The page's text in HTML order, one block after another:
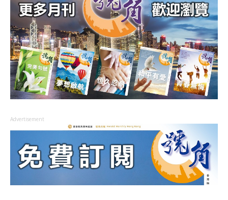
Advertisement